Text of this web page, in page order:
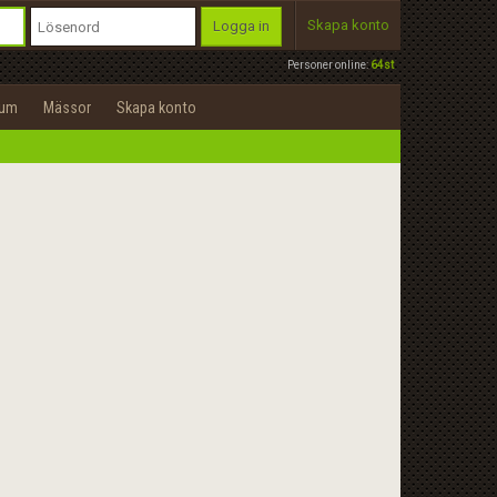
Personer online:64st
Logga in Skapa konto
Mässor Skapa konto